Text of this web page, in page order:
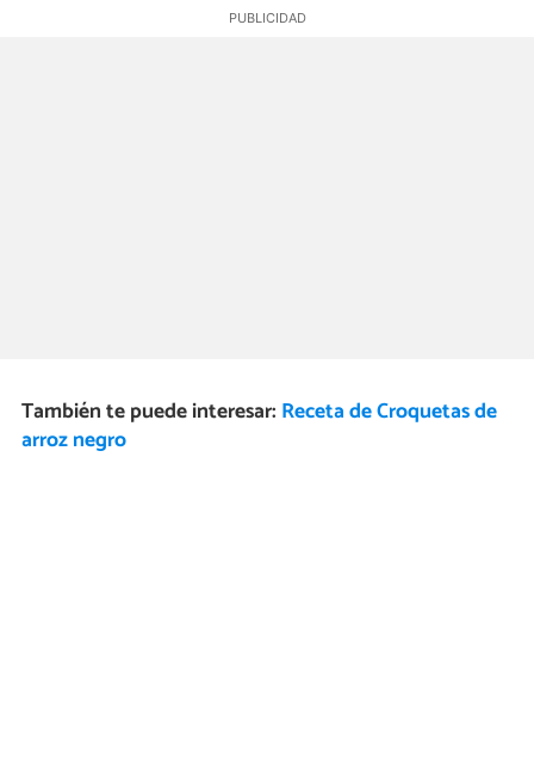
También te puede interesar: Receta de Croquetas de
arroz negro